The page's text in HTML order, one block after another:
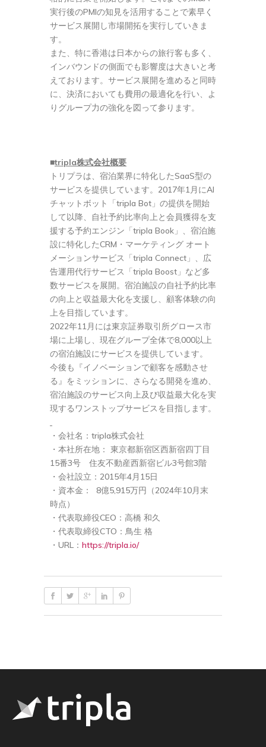
実行後のPMIの知見を活用することで素早く
サービス展開し市場開拓を実行していきま
す。
また、特に香港は日本からの旅行客も多く、
インバウンドの側面でも影響度は大きいと考
えております。サービス展開を進めると同時
に、決済においても費用の最適化を行い、よ
りグループ力の強化を図って参ります。
■tripla株式会社概要
トリプラは、宿泊業界に特化したSaaS型の
サービスを提供しています。2017年1月にAI
チャットボット「tripla Bot」の提供を開始
して以降、自社予約比率向上と会員獲得を支
援する予約エンジン「tripla Book」、宿泊施
設に特化したCRM・マーケティング オート
メーションサービス「tripla Connect」、広
告運用代行サービス「tripla Boost」など多
数サービスを展開。宿泊施設の自社予約比率
の向上と収益最大化を支援し、顧客体験の向
上を目指しています。
2022年11月には東京証券取引所グロース市
場に上場し、現在グループ全体で8,000以上
の宿泊施設にサービスを提供しています。
今後も『イノベーションで顧客を感動させ
る』をミッションに、さらなる開発を進め、
宿泊施設のサービス向上及び収益最大化を実
現するワンストップサービスを目指します。
・会社名：tripla株式会社
・本社所在地： 東京都新宿区⻄新宿四丁⽬
15番3号 住友不動産⻄新宿ビル3号館3階
・会社設立：2015年4月15日
・資本金： 8億5,915万円（2024年10月末
時点）
・代表取締役CEO：高橋 和久
・代表取締役CTO：鳥生 格
・URL： https://tripla.io/